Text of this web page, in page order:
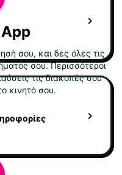
σου, και δες όλες τις
σου. Περισσότεροι
τις διακοπές σου
κινητό σου.